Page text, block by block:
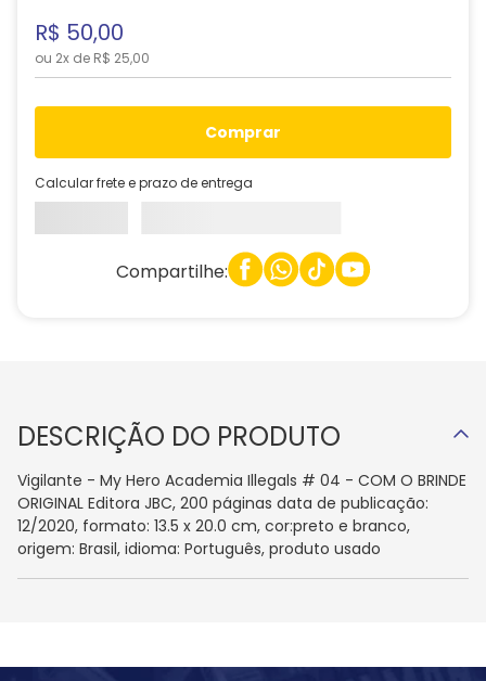
R$ 50,00
ou 2x de R$ 25,00
comprar
Calcular frete e prazo de entrega
Compartilhe:
DESCRIÇÃO DO PRODUTO
Vigilante - My Hero Academia Illegals # 04 - COM O BRINDE
ORIGINAL Editora JBC, 200 páginas data de publicação:
12/2020, formato: 13.5 x 20.0 cm, cor:preto e branco,
origem: Brasil, idioma: Português, produto usado